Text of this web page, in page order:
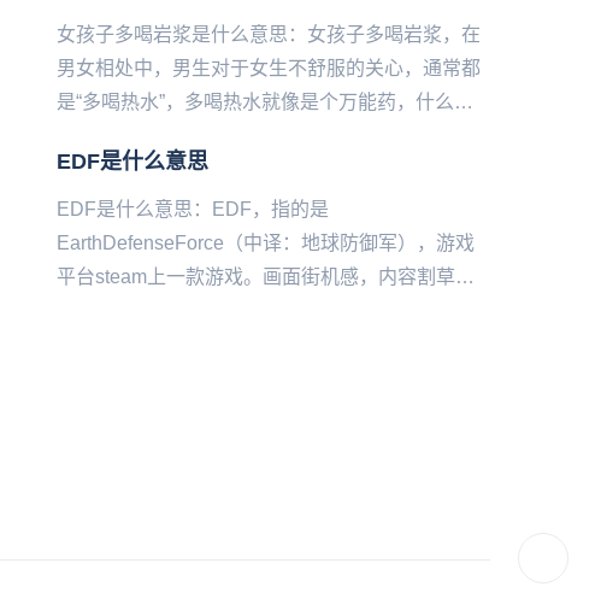
女孩子多喝岩浆是什么意思：女孩子多喝岩浆，在
男女相处中，男生对于女生不舒服的关心，通常都
是“多喝热水”，多喝热水就像是个万能药，什么问
说的“说喝热水”的一种...
EDF是什么意思
EDF是什么意思：EDF，指的是
EarthDefenseForce（中译：地球防御军），游戏
平台steam上一款游戏。画面街机感，内容割草